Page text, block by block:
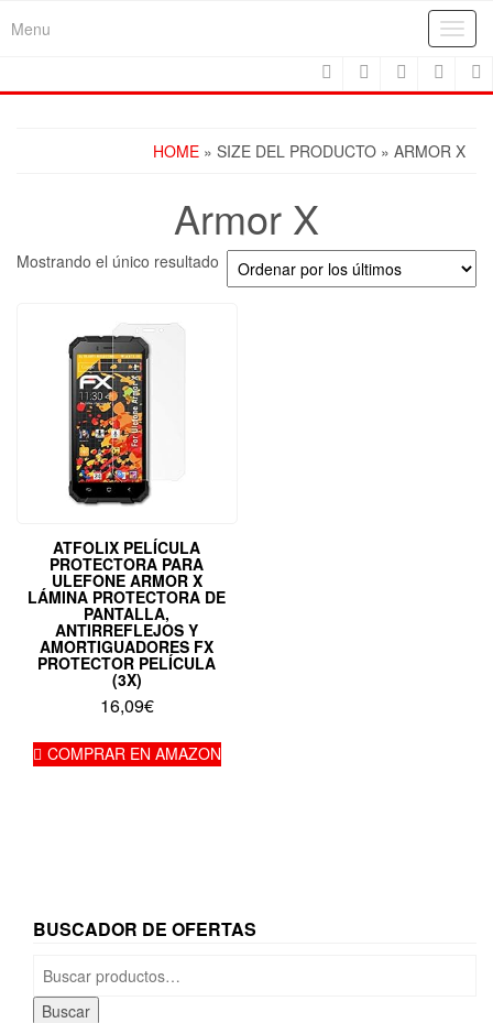
Menu
HOME » SIZE DEL PRODUCTO » ARMOR X
Armor X
Mostrando el único resultado
ATFOLIX PELÍCULA
PROTECTORA PARA
ULEFONE ARMOR X
LÁMINA PROTECTORA DE
PANTALLA,
ANTIRREFLEJOS Y
AMORTIGUADORES FX
PROTECTOR PELÍCULA
(3X)
16,09€
COMPRAR EN AMAZON
BUSCADOR DE OFERTAS
por:
Buscar